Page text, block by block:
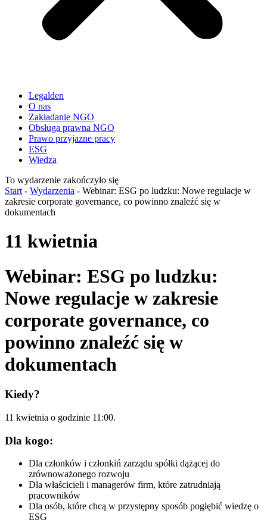
Legalden
O nas
Zakładanie NGO
Obsługa prawna NGO
Prawo przyjazne pracy
ESG
Wiedza
To wydarzenie zakończyło się
Start - Wydarzenia - Webinar: ESG po ludzku: Nowe regulacje w
zakresie corporate governance, co powinno znaleźć się w
dokumentach
11 kwietnia
Webinar: ESG po ludzku:
Nowe regulacje w zakresie
corporate governance, co
powinno znaleźć się w
dokumentach
Kiedy?
11 kwietnia o godzinie 11:00.
Dla kogo:
Dla członków i członkiń zarządu spółki dążącej do
zrównoważonego rozwoju
Dla właścicieli i managerów firm, które zatrudniają
pracowników
Dla osób, które chcą w przystępny sposób pogłębić wiedzę o
ESG